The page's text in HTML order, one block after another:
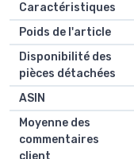
Caractéristiques
Poids de l'article
Disponibilité des
pièces détachées
ASIN
Moyenne des
commentaires